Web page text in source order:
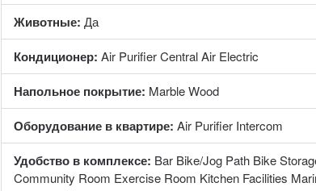
Животные: Да
Кондиционер: Air Purifier Central Air Electric
Напольное покрытие: Marble Wood
Оборудование в квартире: Air Purifier Intercom
Удобство в комплексе: Bar Bike/Jog Path Bike
Community Room Exercise Room Kitchen Facilities